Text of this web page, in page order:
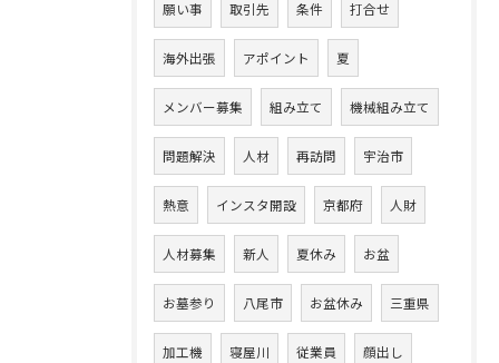
願い事 取引先 条件 打合せ
海外出張 アポイント 夏
メンバー募集 組み立て 機械組み立て
問題解決 人材 再訪問 宇治市
熱意 インスタ開設 京都府 人財
人材募集 新人 夏休み お盆
お墓参り 八尾市 お盆休み 三重県
加工機 寝屋川 従業員 顔出し